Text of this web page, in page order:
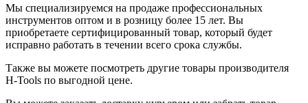
Мы специализируемся на продаже профессиональных
инструментов оптом и в розницу более 15 лет. Вы
приобретаете сертифицированный товар, который будет
исправно работать в течении всего срока службы.
Также вы можете посмотреть другие товары производителя
H-Tools по выгодной цене.